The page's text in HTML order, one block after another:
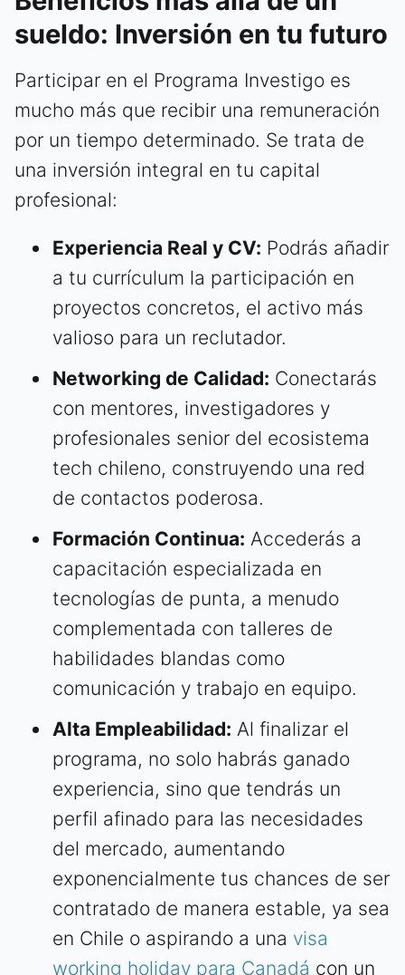
sueldo: Inversión en tu futuro
Participar en el Programa Investigo es
mucho más que recibir una remuneración
por un tiempo determinado. Se trata de
una inversión integral en tu capital
profesional:
Experiencia Real y CV: Podrás añadir
a tu currículum la participación en
proyectos concretos, el activo más
valioso para un reclutador.
Networking de Calidad: Conectarás
con mentores, investigadores y
profesionales senior del ecosistema
tech chileno, construyendo una red
de contactos poderosa.
Formación Continua: Accederás a
capacitación especializada en
tecnologías de punta, a menudo
complementada con talleres de
habilidades blandas como
comunicación y trabajo en equipo.
Alta Empleabilidad: Al finalizar el
programa, no solo habrás ganado
experiencia, sino que tendrás un
perfil afinado para las necesidades
del mercado, aumentando
exponencialmente tus chances de ser
contratado de manera estable, ya sea
en Chile o aspirando a una visa
working holiday para Canadá con un